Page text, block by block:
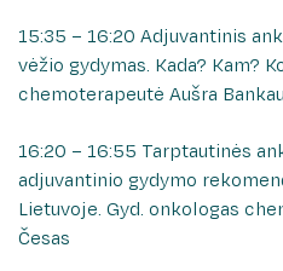
Psichiatrijos klinika
Radiologijos klinika
Skubiosios
Širdies ir
Skundų
Dėl pažymos apie
Informacija
Paciento atmintinė
Nukentėjusiems
Kaip mus rasti
15:35 – 16:20 Adjuvantinis
vėžio gydymas. Kada? Kam?
chemoterapeutė Aušra
16:20 – 16:55 Tarptautinės
adjuvantinio gydymo
Lietuvoje. Gyd. onkologas
Česas